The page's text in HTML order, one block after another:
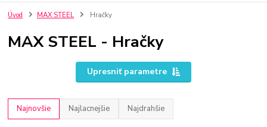
Úvod MAX STEEL Hračky
MAX STEEL - Hračky
Upresniť parametre
Najnovšie Najlacnejšie Najdrahšie